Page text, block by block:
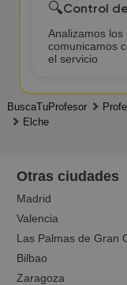
🔍Control
Analizamos
comunicamos
el servicio
BuscaTuProfesor
Elche
Otras ciudades
Madrid
Valencia
Las Palmas de Gran
Bilbao
Zaragoza